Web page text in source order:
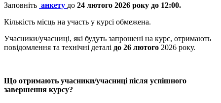
Заповніть анкету до 24 лютого 2026 року до 12:00.
Кількість місць на участь у курсі обмежена.
Учасники/учасниці, які будуть запрошені на курс, отримають
повідомлення та технічні деталі до 26 лютого 2026 року.
Що отримають учасники/учасниці після успішного
завершення курсу?